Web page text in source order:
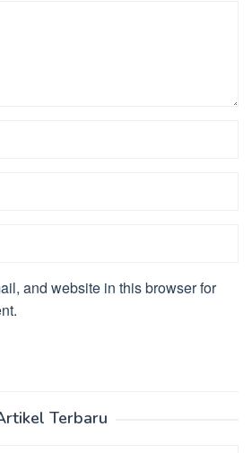
and website in this browser for
Terbaru